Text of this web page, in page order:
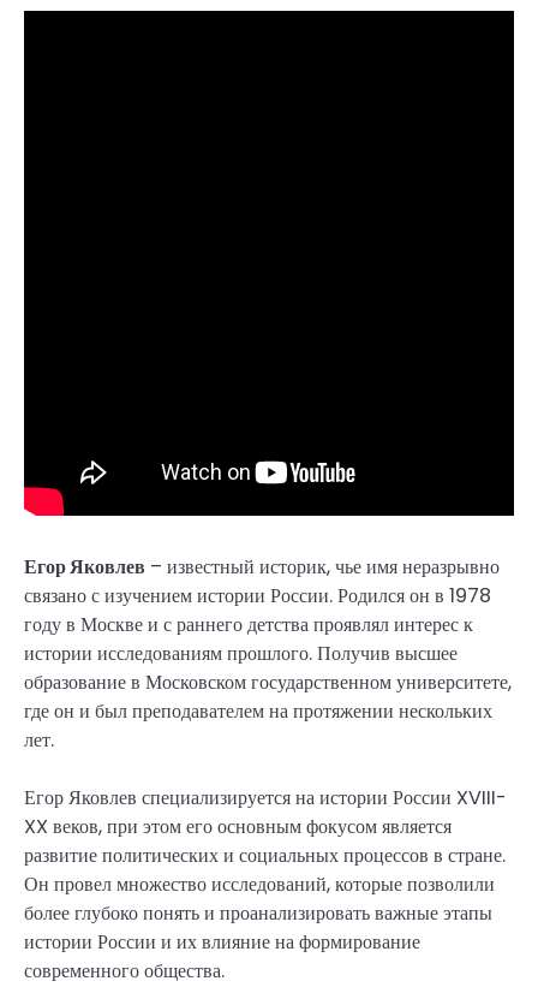
Егор Яковлев – известный историк, чье имя неразрывно
связано с изучением истории России. Родился он в 1978
году в Москве и с раннего детства проявлял интерес к
истории исследованиям прошлого. Получив высшее
образование в Московском государственном университете,
где он и был преподавателем на протяжении нескольких
лет.
Егор Яковлев специализируется на истории России XVIII-
XX веков, при этом его основным фокусом является
развитие политических и социальных процессов в стране.
Он провел множество исследований, которые позволили
более глубоко понять и проанализировать важные этапы
истории России и их влияние на формирование
современного общества.